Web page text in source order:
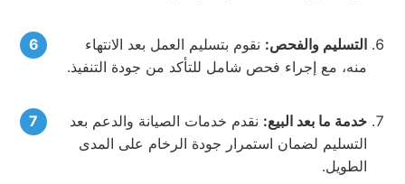
التسليم والفحص: نقوم بتسليم العمل بعد الانتهاء
منه، مع إجراء فحص شامل للتأكد من جودة التنفيذ.
خدمة ما بعد البيع: نقدم خدمات الصيانة والدعم بعد
التسليم لضمان استمرار جودة الرخام على المدى
الطويل.